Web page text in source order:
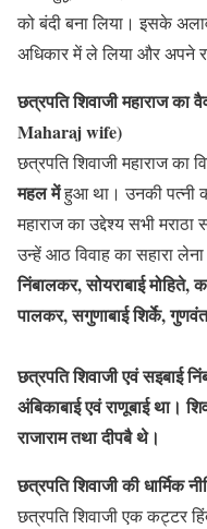
को बंदी बना लिया। इसके
अधिकार में ले लिया और अपने
छत्रपति शिवाजी महाराज का
Maharaj wife)
छत्रपति शिवाजी महाराज का
महल मेंहुआ था। उनकी पत्नी
महाराज का उद्देश्य सभी
उन्हें आठ विवाह का सहारा
निंबालकर, सोयराबाई मोहिते,
पालकर, सगुणाबाई शिर्के,
छत्रपति शिवाजी एवं सइबाई
अंबिकाबाई एवं राणूबाई था।
राजाराम तथा दीपबै थे।
छत्रपति शिवाजी की धार्मिक
छत्रपति शिवाजी एक कट्टर